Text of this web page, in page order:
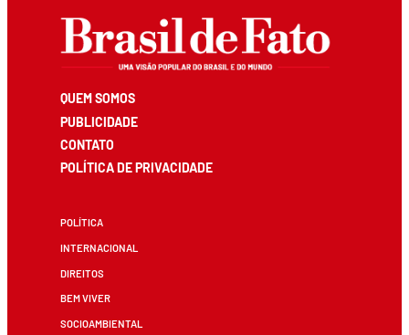
QUEM SOMOS
PUBLICIDADE
CONTATO
POLÍTICA DE PRIVACIDADE
POLÍTICA
INTERNACIONAL
DIREITOS
BEM VIVER
SOCIOAMBIENTAL